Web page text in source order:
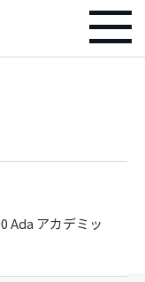
Ada アカデミッ